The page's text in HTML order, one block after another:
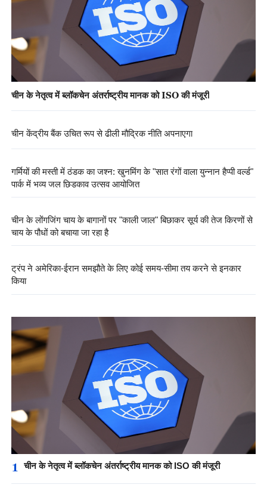
चीन के नेतृत्व में ब्लॉकचेन अंतर्राष्ट्रीय मानक को ISO की मंजूरी
चीन केंद्रीय बैंक उचित रूप से ढीली मौद्रिक नीति अपनाएगा
गर्मियों की मस्ती में ठंडक का जश्न: खुनमिंग के "सात रंगों वाला युन्नान हैप्पी वर्ल्ड"
पार्क में भव्य जल छिड़काव उत्सव आयोजित
चीन के लोंगजिंग चाय के बागानों पर "काली जाल" बिछाकर सूर्य की तेज किरणों से
चाय के पौधों को बचाया जा रहा है
ट्रंप ने अमेरिका-ईरान समझौते के लिए कोई समय-सीमा तय करने से इनकार
किया
1 चीन के नेतृत्व में ब्लॉकचेन अंतर्राष्ट्रीय मानक को ISO की मंजूरी